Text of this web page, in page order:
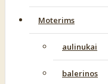
Moterims
aulinukai
balerinos